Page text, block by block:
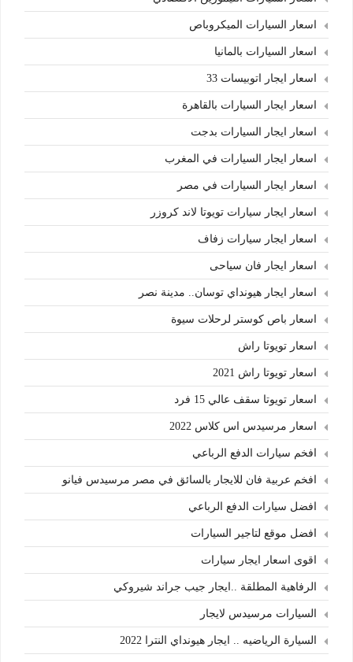
اسعار السيارات الميكروباص
اسعار السيارات بالمانيا
اسعار ايجار اتوبيسات 33
اسعار ايجار السيارات بالقاهرة
اسعار ايجار السيارات بدجت
اسعار ايجار السيارات في المغرب
اسعار ايجار السيارات في مصر
اسعار ايجار سيارات تويوتا لاند كروزر
اسعار ايجار سيارات زفاف
اسعار ايجار فان سياحى
اسعار ايجار هيونداي توسان.. مدينة نصر
اسعار باص كوستر لرحلات سيوة
اسعار تويوتا راش
اسعار تويوتا راش 2021
اسعار تويوتا سقف عالي 15 فرد
اسعار مرسيدس اس كلاس 2022
افخم سيارات الدفع الرباعي
افخم عربية فان للايجار بالسائق في مصر مرسيدس فيانو
افضل سيارات الدفع الرباعي
افضل موقع لتاجير السيارات
اقوى اسعار ايجار سيارات
الرفاهية المطلقة ..ايجار جيب جراند شيروكي
السيارات مرسيدس لايجار
السيارة الرياضيه .. ايجار هيونداي النترا 2022